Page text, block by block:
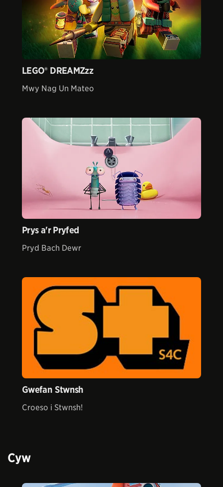
LEGO® DREAMZzz
Mwy Nag Un Mateo
Prys a'r Pryfed
Pryd Bach Dewr
Gwefan Stwnsh
Croeso i Stwnsh!
Cyw